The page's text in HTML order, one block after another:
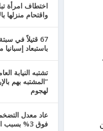
واقتحام منزلها
67 قتيلاً في
باستبعاد
تشتبه النيابة
“المشتبه بهم
لهجوم
عاد معدل
فوق 3% بسبب ارتفاع أسعار الطاقة